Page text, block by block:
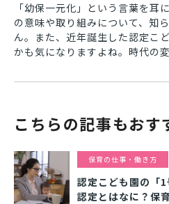
「幼保一元化」という言葉を耳
の意味や取り組みについて、知
ん。また、近年誕生した認定こ
かも気になりますよね。時代の
こちらの記事もおす
保育の仕事・働き方
認定こども園の「1
認定とはなに？保